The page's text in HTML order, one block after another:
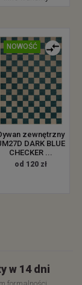
NOWOŚĆ
zewnętrzny
DARK BLUE
CHECKER ...
od 120 zł
w 14 dni